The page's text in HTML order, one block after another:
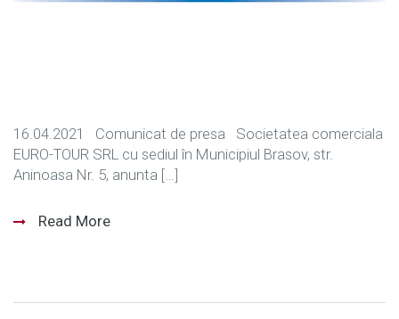
16.04.2021 Comunicat de presa Societatea comerciala
EURO-TOUR SRL cu sediul în Municipiul Brasov, str.
Aninoasa Nr. 5, anunta […]
Read More